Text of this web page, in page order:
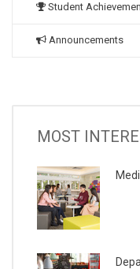
Student
Announcements
MOST